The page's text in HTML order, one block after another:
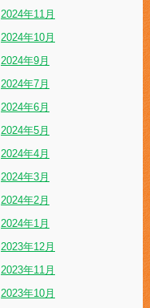
2024年11月
2024年10月
2024年9月
2024年7月
2024年6月
2024年5月
2024年4月
2024年3月
2024年2月
2024年1月
2023年12月
2023年11月
2023年10月